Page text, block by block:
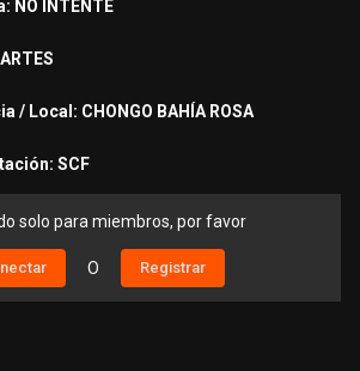
NO INTENTE
/ Local: CHONGO BAHÍA ROSA
SCF
solo para miembros, por favor
O Registrar